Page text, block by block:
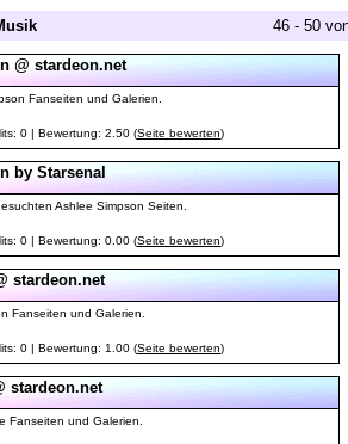
46 - 50
@ stardeon.net
Fanseiten und Galerien.
0 | Bewertung: 2.50 (Seite bewerten)
by Starsenal
Ashlee Simpson Seiten.
0 | Bewertung: 0.00 (Seite bewerten)
stardeon.net
Fanseiten und Galerien.
0 | Bewertung: 1.00 (Seite bewerten)
stardeon.net
Fanseiten und Galerien.